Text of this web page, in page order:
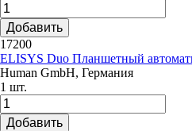
Добавить
17200
ELISYS Duo Планшетный
Human GmbH, Германия
1 шт.
Добавить